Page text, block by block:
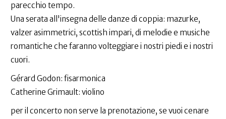
parecchio tempo.
Una serata all'insegna delle danze di coppia: mazurke,
valzer asimmetrici, scottish impari, di melodie e musiche
romantiche che faranno volteggiare i nostri piedi e i nostri
cuori.
Gérard Godon: fisarmonica
Catherine Grimault: violino
per il concerto non serve la prenotazione, se vuoi cenare